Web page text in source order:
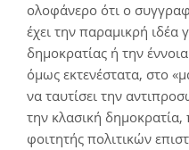
ολοφάνερο ότι ο
έχει την παραμικρή ιδέα
δημοκρατίας ή την
όμως εκτενέστατα, στο
να ταυτίσει την
την κλασική
φοιτητής πολιτικών